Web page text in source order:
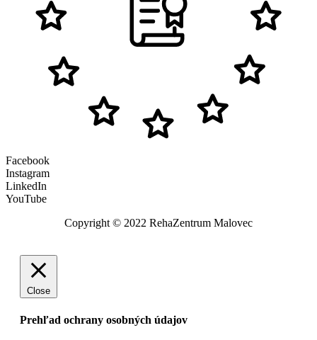
Facebook
Instagram
LinkedIn
YouTube
Copyright © 2022 RehaZentrum Malovec
Close
Prehľad ochrany osobných údajov